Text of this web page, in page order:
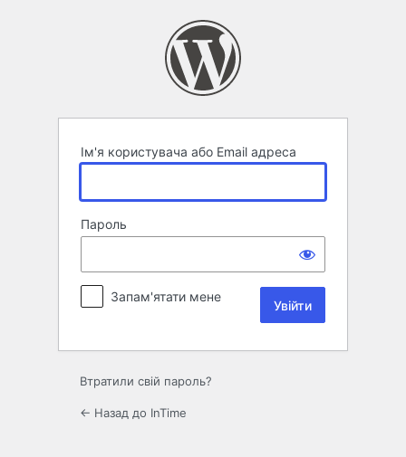
Ім'я користувача або Email адреса
Пароль
Запам'ятати мене
Втратили свій пароль?
← Назад до InTime